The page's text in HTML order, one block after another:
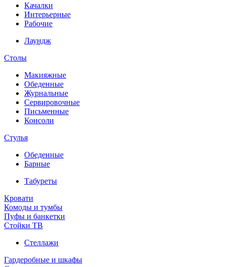
Качалки
Интерьерные
Рабочие
Лаундж
Столы
Макияжные
Обеденные
Журнальные
Сервировочные
Письменные
Консоли
Стулья
Обеденные
Барные
Табуреты
Кровати
Комоды и тумбы
Пуфы и банкетки
Стойки ТВ
Стеллажи
Гардеробные и шкафы